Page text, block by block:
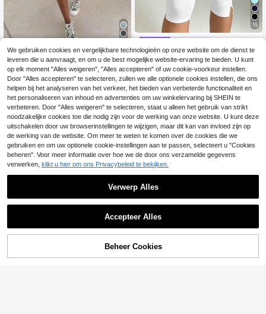
4
Elia
Dames denim short met hoge taille,
losse uitlopende pasvorm en zakke
n, zomer, casual voor elke dag
#4 Bestseller in Vakantie Vrouwen Shorts
20 .78€ -1% 20.99€
15
XLLAIS Witte elastische casual spo
rt- en fitnessbroek voor dames met
splitzoom, cropped lengte, zomer, a
thleisure
14.35€14.49€
TOEVOEGEN AAN WINKELWAGEN
We gebruiken cookies en vergelijkbare technologieën op onze website om de dienst te
leveren die u aanvraagt, en om u de best mogelijke website-ervaring te bieden. U kunt
op elk moment "Alles weigeren", "Alles accepteren" of uw cookie-voorkeur instellen.
Door "Alles accepteren" te selecteren, zullen we alle optionele cookies instellen, die ons
helpen bij het analyseren van het verkeer, het bieden van verbeterde functionaliteit en
het personaliseren van inhoud en advertenties om uw winkelervaring bij SHEIN te
verbeteren. Door "Alles weigeren" te selecteren, staat u alleen het gebruik van strikt
noodzakelijke cookies toe die nodig zijn voor de werking van onze website. U kunt deze
uitschakelen door uw browserinstellingen te wijzigen, maar dit kan van invloed zijn op
de werking van de website. Om meer te weten te komen over de cookies die we
gebruiken en om uw optionele cookie-instellingen aan te passen, selecteert u "Cookies
beheren". Voor meer informatie over hoe we de door ons verzamelde gegevens
verwerken, klikt u hier om ons Privacybeleid te bekijken.
Verwerp Alles
Accepteer Alles
Beheer Cookies